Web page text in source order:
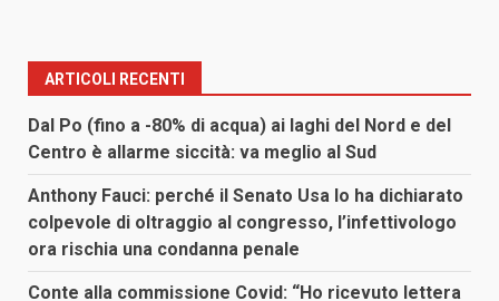
ARTICOLI RECENTI
Dal Po (fino a -80% di acqua) ai laghi del Nord e del
Centro è allarme siccità: va meglio al Sud
Anthony Fauci: perché il Senato Usa lo ha dichiarato
colpevole di oltraggio al congresso, l’infettivologo
ora rischia una condanna penale
Conte alla commissione Covid: “Ho ricevuto lettera